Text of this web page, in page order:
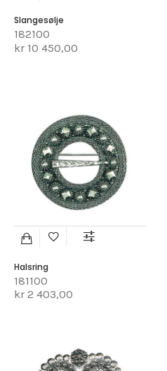
Slangesølje
182100
kr 10 450,00
Halsring
181100
kr 2 403,00